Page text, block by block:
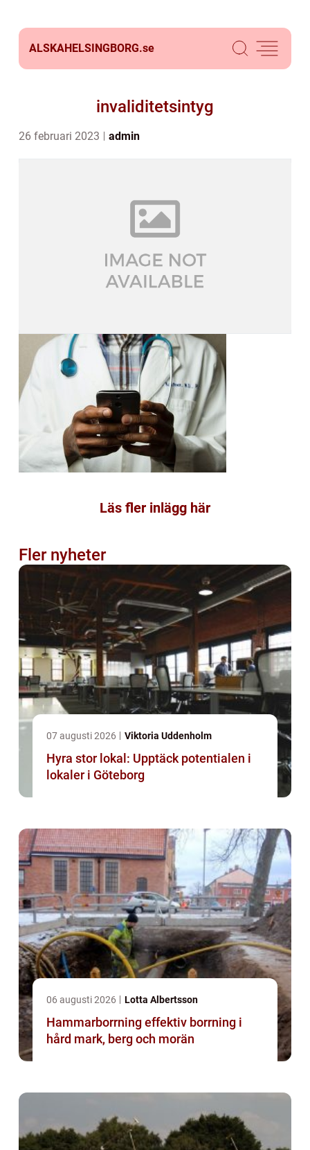
ALSKAHELSINGBORG.se
invaliditetsintyg
26 februari 2023 admin
Läs fler inlägg här
Fler nyheter
07 augusti 2026 Viktoria Uddenholm
Hyra stor lokal: Upptäck potentialen i
lokaler i Göteborg
06 augusti 2026 Lotta Albertsson
Hammarborrning effektiv borrning i
hård mark, berg och morän